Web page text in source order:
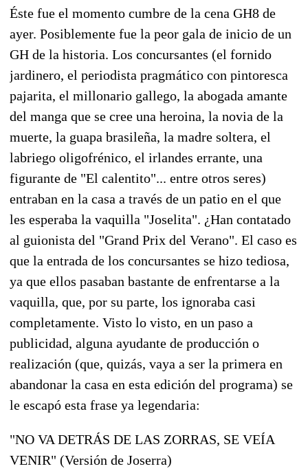
Éste fue el momento cumbre de la cena GH8 de
ayer. Posiblemente fue la peor gala de inicio de un
GH de la historia. Los concursantes (el fornido
jardinero, el periodista pragmático con pintoresca
pajarita, el millonario gallego, la abogada amante
del manga que se cree una heroina, la novia de la
muerte, la guapa brasileña, la madre soltera, el
labriego oligofrénico, el irlandes errante, una
figurante de "El calentito"... entre otros seres)
entraban en la casa a través de un patio en el que
les esperaba la vaquilla "Joselita". ¿Han contatado
al guionista del "Grand Prix del Verano". El caso es
que la entrada de los concursantes se hizo tediosa,
ya que ellos pasaban bastante de enfrentarse a la
vaquilla, que, por su parte, los ignoraba casi
completamente. Visto lo visto, en un paso a
publicidad, alguna ayudante de producción o
realización (que, quizás, vaya a ser la primera en
abandonar la casa en esta edición del programa) se
le escapó esta frase ya legendaria:
"NO VA DETRÁS DE LAS ZORRAS, SE VEÍA
VENIR" (Versión de Joserra)